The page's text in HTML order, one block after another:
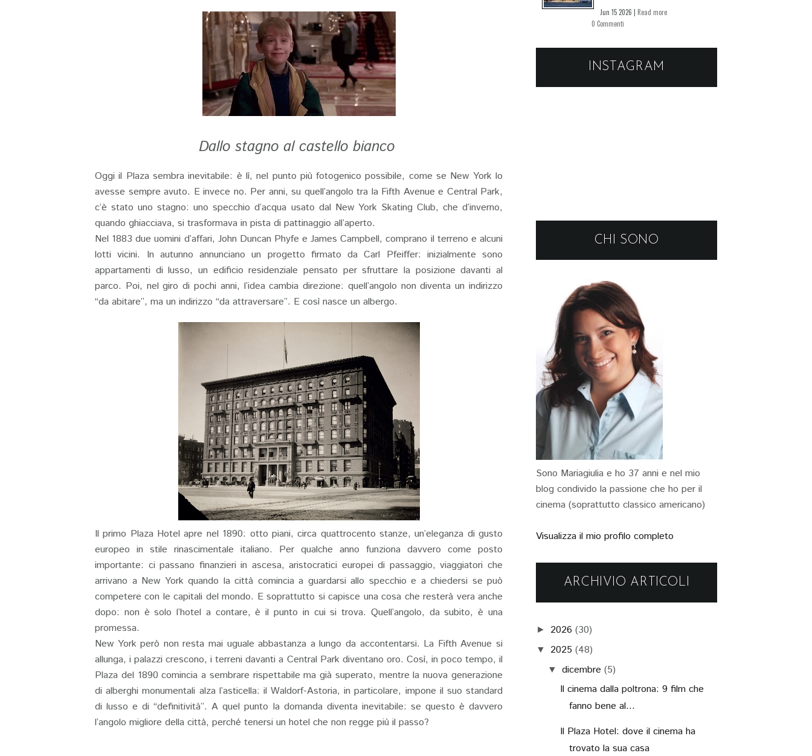
Dallo stagno al castello bianco
Oggi il Plaza sembra inevitabile: è lì, nel punto più fotogenico possibile, come se New York lo
avesse sempre avuto. E invece no. Per anni, su quell’angolo tra la Fifth Avenue e Central Park,
c’è stato uno stagno: uno specchio d’acqua usato dal New York Skating Club, che d’inverno,
quando ghiacciava, si trasformava in pista di pattinaggio all’aperto.
Nel 1883 due uomini d’affari, John Duncan Phyfe e James Campbell, comprano il terreno e alcuni
lotti vicini. In autunno annunciano un progetto firmato da Carl Pfeiffer: inizialmente sono
appartamenti di lusso, un edificio residenziale pensato per sfruttare la posizione davanti al
parco. Poi, nel giro di pochi anni, l’idea cambia direzione: quell’angolo non diventa un indirizzo
“da abitare”, ma un indirizzo “da attraversare”. E così nasce un albergo.
Il primo Plaza Hotel apre nel 1890: otto piani, circa quattrocento stanze, un’eleganza di gusto
europeo in stile rinascimentale italiano. Per qualche anno funziona davvero come posto
importante: ci passano finanzieri in ascesa, aristocratici europei di passaggio, viaggiatori che
arrivano a New York quando la città comincia a guardarsi allo specchio e a chiedersi se può
competere con le capitali del mondo. E soprattutto si capisce una cosa che resterà vera anche
dopo: non è solo l’hotel a contare, è il punto in cui si trova. Quell’angolo, da subito, è una
promessa.
New York però non resta mai uguale abbastanza a lungo da accontentarsi. La Fifth Avenue si
allunga, i palazzi crescono, i terreni davanti a Central Park diventano oro. Così, in poco tempo, il
Plaza del 1890 comincia a sembrare rispettabile ma già superato, mentre la nuova generazione
di alberghi monumentali alza l’asticella: il Waldorf-Astoria, in particolare, impone il suo standard
di lusso e di “definitività”. A quel punto la domanda diventa inevitabile: se questo è davvero
l’angolo migliore della città, perché tenersi un hotel che non regge più il passo?
Jun 15 2026 | Read more
0 Commenti
INSTAGRAM
CHI SONO
Sono Mariagiulia e ho 37 anni e nel mio
blog condivido la passione che ho per il
cinema (soprattutto classico americano)
Visualizza il mio profilo completo
ARCHIVIO ARTICOLI
► 2026 (30)
▼ 2025 (48)
▼ dicembre (5)
Il cinema dalla poltrona: 9 film che
fanno bene al...
Il Plaza Hotel: dove il cinema ha
trovato la sua casa